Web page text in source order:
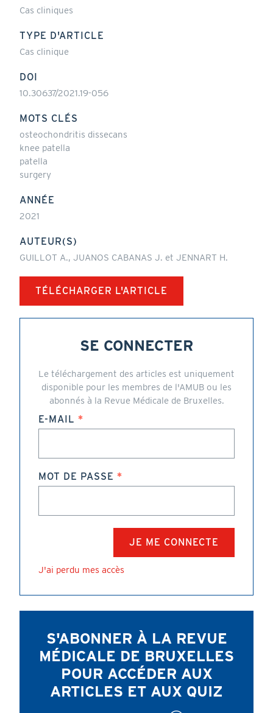
Cas cliniques
TYPE D'ARTICLE
Cas clinique
DOI
10.30637/2021.19-056
MOTS CLÉS
osteochondritis dissecans
knee patella
patella
surgery
ANNÉE
2021
AUTEUR(S)
GUILLOT A., JUANOS CABANAS J. et JENNART H.
TÉLÉCHARGER L'ARTICLE
SE CONNECTER
Le téléchargement des articles est uniquement
disponible pour les membres de l'AMUB ou les
abonnés à la Revue Médicale de Bruxelles.
E-MAIL
MOT DE PASSE
J'ai perdu mes accès
S'ABONNER À LA REVUE
MÉDICALE DE BRUXELLES
POUR ACCÉDER AUX
ARTICLES ET AUX QUIZ